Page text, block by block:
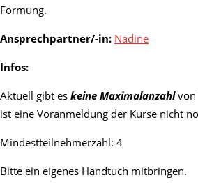
Formung.
Ansprechpartner/-in: Nadine
Infos:
Aktuell gibt es keine Maximalanzahlvon
ist eine Voranmeldung der Kurse nicht
Mindestteilnehmerzahl: 4
Bitte ein eigenes Handtuch mitbringen.